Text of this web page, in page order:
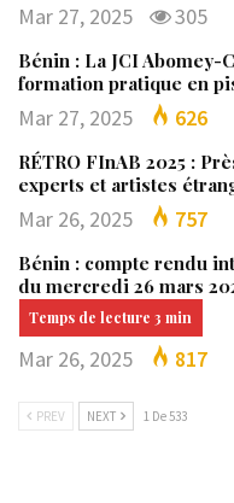
Mar 27, 2025 305
Bénin : La JCI Abomey-
formation pratique en
Mar 27, 2025 626
RÉTRO FInAB 2025 :
experts et artistes
Mar 26, 2025 757
Bénin : compte rendu
du mercredi 26 mars
Mar 26, 2025 817
PREV NEXT 1 De 533